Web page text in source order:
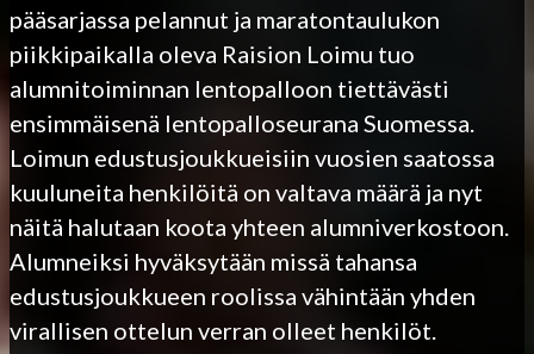
pääsarjassa pelannut ja maratontaulukon
piikkipaikalla oleva Raision Loimu tuo
alumnitoiminnan lentopalloon tiettävästi
ensimmäisenä lentopalloseurana Suomessa.
Loimun edustusjoukkueisiin vuosien saatossa
kuuluneita henkilöitä on valtava määrä ja nyt
näitä halutaan koota yhteen alumniverkostoon.
Alumneiksi hyväksytään missä tahansa
edustusjoukkueen roolissa vähintään yhden
virallisen ottelun verran olleet henkilöt.